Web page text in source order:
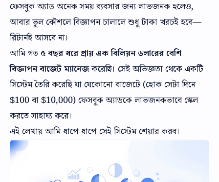
ফেসবুক অ্যাড অনেক সময় ব্যবসার জন্য লাভজনক হলেও,
আবার ভুল কৌশলে বিজ্ঞাপন চালালে শুধু টাকা খরচই হবে—
রিটার্নই আসবে না।
আমি গত ৫ বছর ধরে প্রায় এক বিলিয়ন ডলারের বেশি
বিজ্ঞাপন বাজেট ম্যানেজকরেছি। সেই অভিজ্ঞতা থেকে একটি
সিস্টেম তৈরি করেছি যা যেকোনো বাজেটে (হোক সেটা দিনে
$100 বা $10,000) ফেসবুক অ্যাডকে লাভজনকভাবে স্কেল
করতে সাহায্য করে।
এই লেখায় আমি ধাপে ধাপে সেই সিস্টেম শেয়ার করব।